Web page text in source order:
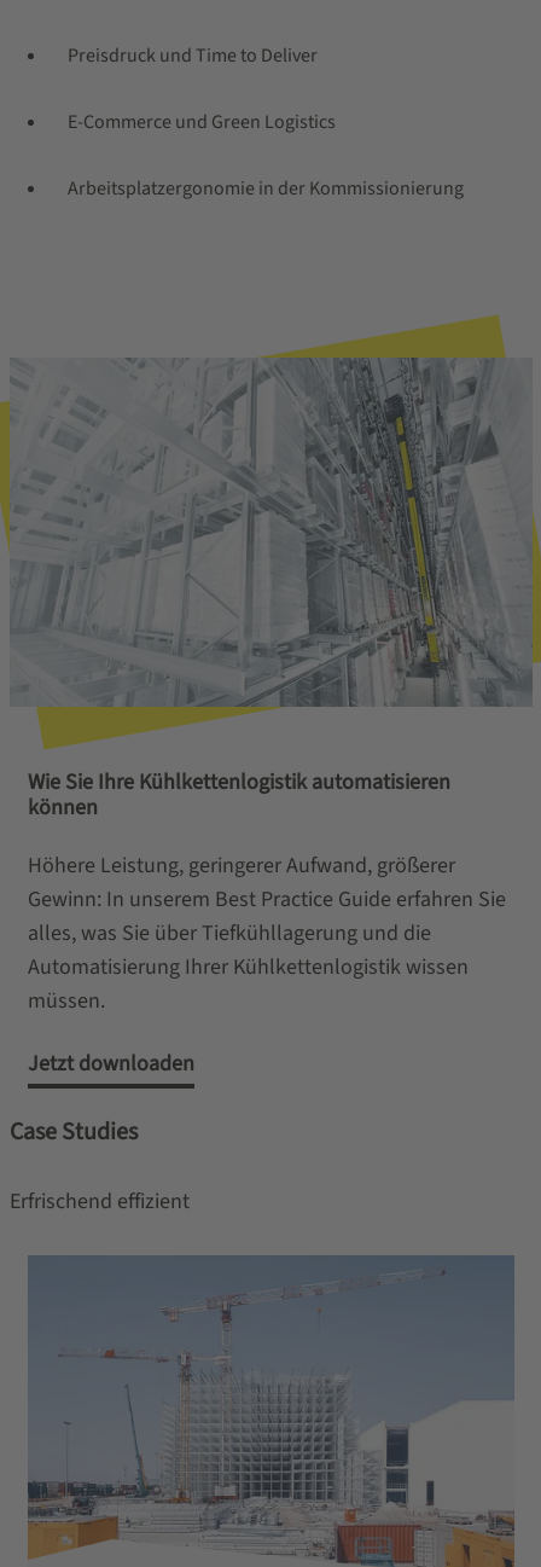
Preisdruck und Time to Deliver
E-Commerce und Green Logistics
Arbeitsplatzergonomie in der Kommissionierung
Wie Sie Ihre Kühlkettenlogistik automatisieren
können
Höhere Leistung, geringerer Aufwand, größerer
Gewinn: In unserem Best Practice Guide erfahren Sie
alles, was Sie über Tiefkühllagerung und die
Automatisierung Ihrer Kühlkettenlogistik wissen
müssen.
Jetzt downloaden
Case Studies
Erfrischend effizient